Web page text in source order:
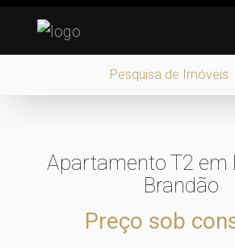
Pesquisa de Imóveis
Apartamento T2 em
Brandão
Preço sob